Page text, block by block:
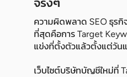
จริงๆ
ความผิดพลาด SEO ธุร
ที่สุดคือการ Target
แข่งที่ตั้งตัวแล้วตั้งแต่วัน
เว็บไซต์บริษัทบัญชีใหม่ที่